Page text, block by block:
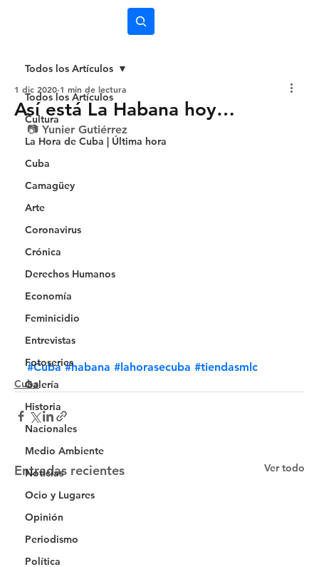
Todos los Artículos
Cultura
La Hora de Cuba | Última hora
Cuba
Camagüey
Arte
Coronavirus
Crónica
Derechos Humanos
Economía
Feminicidio
Entrevistas
Fotoseries
Galería
Historia
Nacionales
Medio Ambiente
Noticias
Ocio y Lugares
Opinión
Periodismo
Política
Todos los Artículos
Así está La Habana hoy…
1 dic 2020 1 min de lectura
📷 Yunier Gutiérrez
#Cuba #habana #lahorasecuba #tiendasmlc
Cuba
Entradas recientes Ver todo